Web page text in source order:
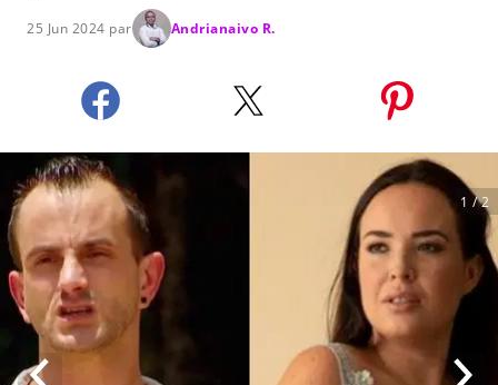
25 Jun 2024 par Andrianaivo R.
1 / 2